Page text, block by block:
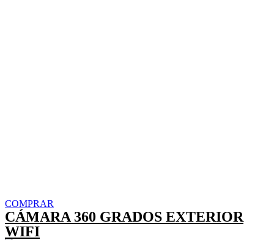
COMPRAR
CÁMARA 360 GRADOS EXTERIOR
WIFI